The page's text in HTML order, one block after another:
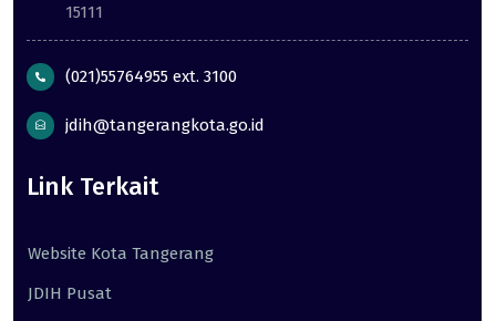
15111
(021)55764955 ext. 3100
jdih@tangerangkota.go.id
Link Terkait
Website Kota Tangerang
JDIH Pusat